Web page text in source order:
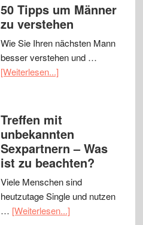
50 Tipps um Männer
zu verstehen
Wie Sie Ihren nächsten Mann
besser verstehen und …
[Weiterlesen...]
Treffen mit
unbekannten
Sexpartnern – Was
ist zu beachten?
Viele Menschen sind
heutzutage Single und nutzen
… [Weiterlesen...]